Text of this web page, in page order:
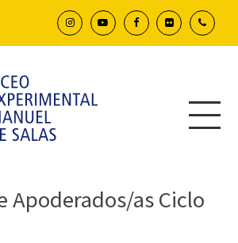
Apoderados/as Ciclo